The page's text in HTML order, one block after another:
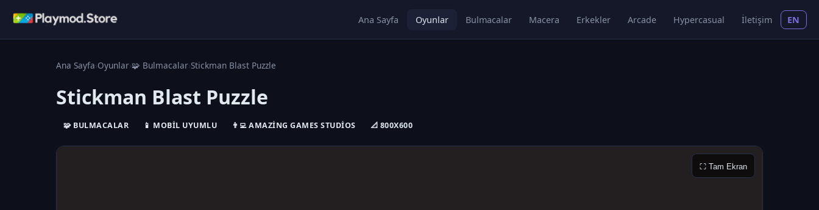
Ana Sayfa Oyunlar Bulmacalar Macera Erkekler Arcade Hypercasual İletişim EN
Ana Sayfa›Oyunlar›🧩 Bulmacalar›Stickman Blast Puzzle
Stickman Blast Puzzle
🧩 BULMACALAR 📱 MOBIL UYUMLU 👨‍💻 AMAZING GAMES STUDIOS 📐 800X600
⛶ Tam Ekran